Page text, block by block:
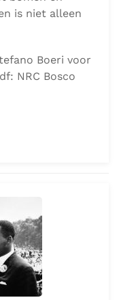
is niet alleen
Boeri voor
NRC Bosco